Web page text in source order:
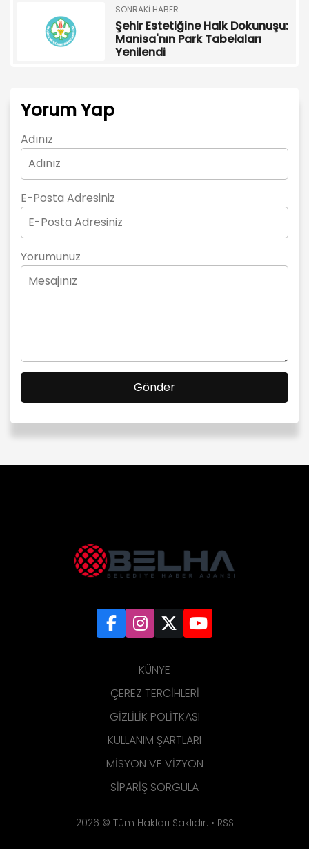
SONRAKI HABER
Şehir Estetiğine Halk Dokunuşu:
Manisa'nın Park Tabelaları
Yenilendi
Yorum Yap
Adınız
E-Posta Adresiniz
Yorumunuz
KÜNYE
ÇEREZ TERCIHLERI
GIZLILIK POLITKASI
KULLANIM ŞARTLARI
MISYON VE VIZYON
SIPARIŞ SORGULA
2026 © Tüm Hakları Saklıdır. • RSS